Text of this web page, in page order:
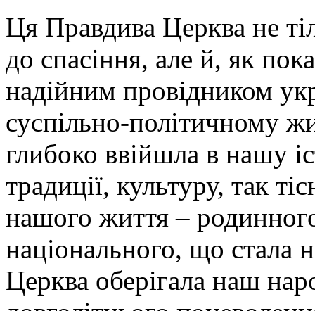
Ця Правдива Церква не
до спасіння, але й, як
надійним провідником
суспільно-політичному
глибоко ввійшла в нашу
традиції, культуру, так
нашого життя –
національного, що
Церква оберігала наш